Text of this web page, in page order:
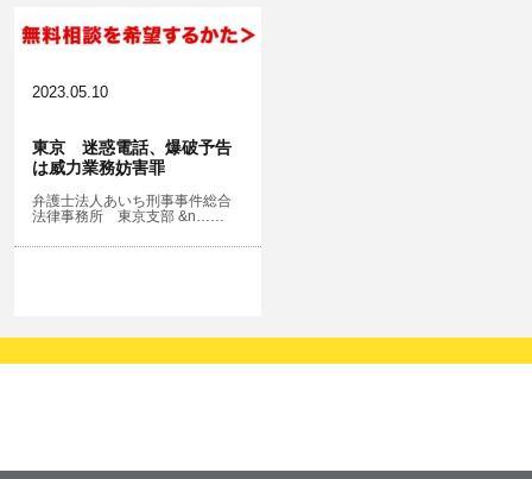
2023.05.10
東京 迷惑電話、爆破予告
は威力業務妨害罪
弁護士法人あいち刑事事件総合
法律事務所 東京支部 &n……